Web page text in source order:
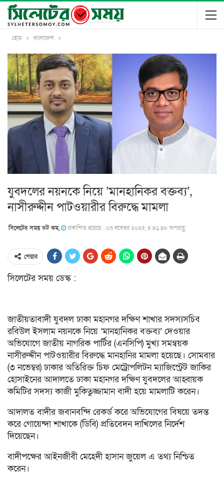
হোম বাংলাদেশ
যুবদলের নয়নকে নিয়ে ‘মানহানিকর বক্তব্য’,
নাসীরুদ্দীন পাটওয়ারীর বিরুদ্ধে মামলা
সিলেটের সময় ডট কম, প্রকাশিত হয়েছে : ০৩ নভেম্বর ২০২৫, ৪:৪১:৪৮ অপরাহ্ণ
শেয়ার
সিলেটের সময় ডেস্ক :
জাতীয়তাবাদী যুবদল ঢাকা মহানগর দক্ষিণ শাখার সদস্যসচিব
রবিউল ইসলাম নয়নকে নিয়ে ‘মানহানিকর বক্তব্য’ দেওয়ার
অভিযোগে জাতীয় নাগরিক পার্টির (এনসিপি) মুখ্য সমন্বয়ক
নাসীরুদ্দীন পাটওয়ারীর বিরুদ্ধে মানহানির মামলা হয়েছে। সোমবার
(৩ নভেম্বর) ঢাকার অতিরিক্ত চিফ মেট্রোপলিটন ম্যাজিস্ট্রেট জাকির
হোসাইনের আদালতে ঢাকা মহানগর দক্ষিণ যুবদলের আহ্বায়ক
কমিটির সদস্য কাজী মুকিতুজ্জামান বাদী হয়ে মামলাটি করেন।
আদালত বাদীর জবানবন্দি রেকর্ড করে অভিযোগের বিষয়ে তদন্ত
করে গোয়েন্দা শাখাকে (ডিবি) প্রতিবেদন দাখিলের নির্দেশ
দিয়েছেন।
বাদীপক্ষের আইনজীবী মেহেদী হাসান জুয়েল এ তথ্য নিশ্চিত
করেন।